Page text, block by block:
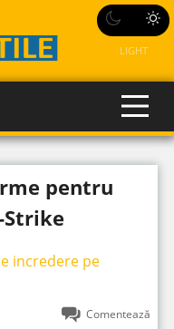
LIGHT
pentru
incredere pe
Comentează